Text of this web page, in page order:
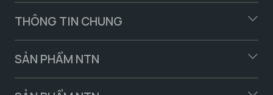
THÔNG TIN CHUNG
SẢN PHẨM NTN